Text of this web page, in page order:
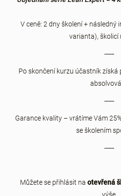
V ceně: 2 dny školení + následný
varianta), školicí
Po skončení kurzu účastník získá
Garance kvality – vrátíme Vám
se školením
Můžete se přihlásit na otevřená